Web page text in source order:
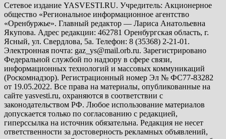
Сетевое издание YASVESTI.RU. Учредитель: Акционерное
общество «Региональное информационное агентство
«Оренбуржье». Главный редактор — Лариса Анатольевна
Якупова. Адрес редакции: 462781 Оренбургская область, г.
Ясный, ул. Свердлова, 5а. Телефон: 8 (35368) 2-21-01.
Электронная почта: gaz_ys@mail.orb.ru. Зарегистрировано
Федеральной службой по надзору в сфере связи,
информационных технологий и массовых коммуникаций
(Роскомнадзор). Регистрационный номер Эл № ФС77-83282
от 19.05.2022. Все права на материалы, опубликованные на
сайте yasvesti.ru, охраняются в соответствии с
законодательством РФ. Любое использование материалов
допускается только по согласованию с редакцией,
гиперссылка на источник обязательна. Редакция не несет
ответственности за достоверность рекламных объявлений,